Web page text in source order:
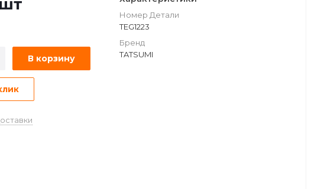
В корзину
Номер Детали
TEG1223
Бренд
TATSUMI